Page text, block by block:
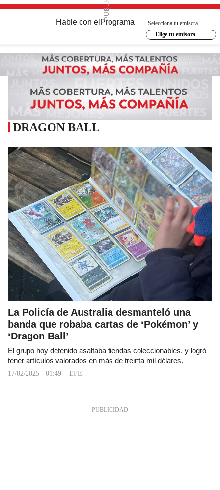
Hable con el Programa
Selecciona tu emisora
Elige tu emisora
DRAGON BALL
La Policía de Australia desmanteló una
banda que robaba cartas de ‘Pokémon’ y
‘Dragon Ball’
El grupo hoy detenido asaltaba tiendas coleccionables, y logró
tener artículos valorados en más de treinta mil dólares.
17/02/2025 - 01:49 EFE